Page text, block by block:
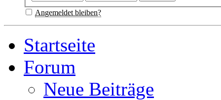
Angemeldet bleiben?
Startseite
Forum
Neue Beiträge